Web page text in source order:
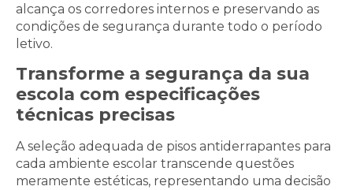
alcança os corredores internos e preservando as
condições de segurança durante todo o período
letivo.
Transforme a segurança da sua
escola com especificações
técnicas precisas
A seleção adequada de pisos antiderrapantes para
cada ambiente escolar transcende questões
meramente estéticas, representando uma decisão